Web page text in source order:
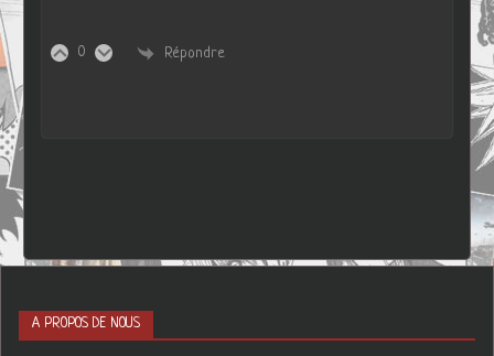
0 Répondre
A PROPOS DE NOUS